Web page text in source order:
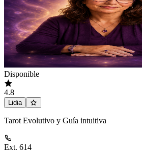
Disponible
4.8
Lidia
Tarot Evolutivo y Guía intuitiva
Ext. 614